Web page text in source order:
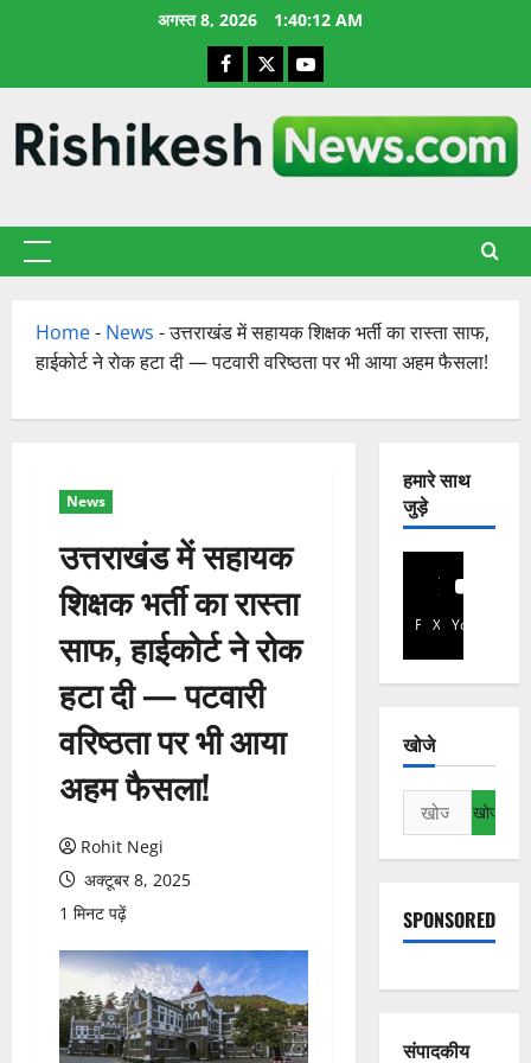
अगस्त 8, 2026 1:40:13 AM
Facebook
X YouTube
प्राथमिक
Home- News -उत्तराखंड में सहायक शिक्षक भर्ती का रास्ता साफ,
हाईकोर्ट ने रोक हटा दी — पटवारी वरिष्ठता पर भी आया अहम फैसला!
News
उत्तराखंड में सहायक
शिक्षक भर्ती का रास्ता
साफ, हाईकोर्ट ने रोक
हटा दी — पटवारी
वरिष्ठता पर भी आया
अहम फैसला!
Rohit Negi
अक्टूबर 8, 2025
1 मिनट पढ़ें
हमारे साथ
जुड़े
Facebook
X YouTube
खोजे
निम्न
को
खोजें:
SPONSORED
संपादकीय